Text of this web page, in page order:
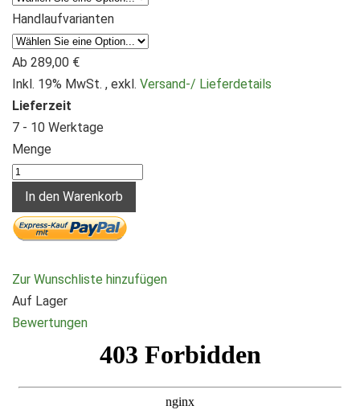
Handlaufvarianten
Ab 289,00 €
Inkl. 19% MwSt. , exkl. Versand-/ Lieferdetails
Lieferzeit
7 - 10 Werktage
Menge
In den Warenkorb
Zur Wunschliste hinzufügen
Auf Lager
Bewertungen